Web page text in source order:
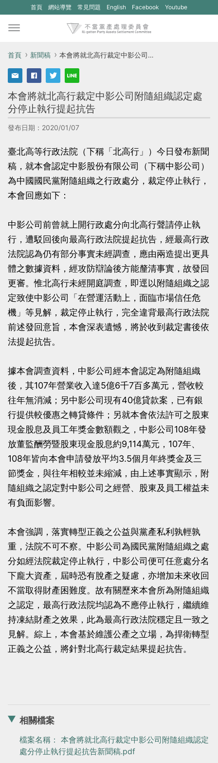
首頁 網站導覽 常見問題 English
(另
視
開
新
的
網
當
黨
產
處
理
委
員
會
Facebook
(另
開
新
的
網
當
黨
產
處
理
委
員
會
Youtube
首頁 新聞稿 本會將就北高行裁定中影公司附隨組織認定處分停止執行提起抗告
本會將就北高行裁定中影公司附隨組織認定處
分停止執行提起抗告
發布日期：2020/01/07
臺北高等行政法院（下稱「北高行」）今日發布新聞
稿，就本會認定中影股份有限公司（下稱中影公司）
為中國國民黨附隨組織之行政處分，裁定停止執行，
本會回應如下：
中影公司前曾就上開行政處分向北高行聲請停止執
行，遭駁回後向最高行政法院提起抗告，經最高行政
法院認為仍有部分事實未經調查，應由兩造提出更具
體之數據資料，經攻防辯論後方能釐清事實，故發回
更審。惟北高行未經開庭調查，即逕以附隨組織之認
定致使中影公司「在營運活動上，面臨市場信任危
機」等見解，裁定停止執行，完全違背最高行政法院
前述發回意旨，本會深表遺憾，將於收到裁定書後依
法提起抗告。
據本會調查資料，中影公司經本會認定為附隨組織
後，其107年營業收入達5億6千7百多萬元，營收較
往年無消減；另中影公司現有40億貸款案，已有銀
行提供較優惠之轉貸條件；另就本會依法許可之股東
現金股息及員工年獎金數額觀之，中影公司108年發
放董監酬勞暨股東現金股息約9,114萬元，107年、
108年皆向本會申請發放平均3.5個月年終獎金及三
節獎金，與往年相較並未縮減，由上述事實顯示，附
隨組織之認定對中影公司之經營、股東及員工權益未
有負面影響。
本會強調，落實轉型正義之公益與黨產私利孰輕孰
重，法院不可不察。中影公司為國民黨附隨組織之處
分如經法院裁定停止執行，中影公司便可任意處分名
下龐大資產，屆時恐有脫產之疑慮，亦增加未來收回
不當取得財產困難度。故有關歷來本會所為附隨組織
之認定，最高行政法院均認為不應停止執行，繼續維
持凍結財產之效果，此為最高行政法院穩定且一致之
見解。綜上，本會基於維護公產之立場，為捍衛轉型
正義之公益，將針對北高行裁定結果提起抗告。
相關檔案
檔案名稱： 本會將就北高行裁定中影公司附隨組織認定
處分停止執行提起抗告新聞稿.pdf